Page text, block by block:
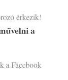
érkezik!
a
a Facebook